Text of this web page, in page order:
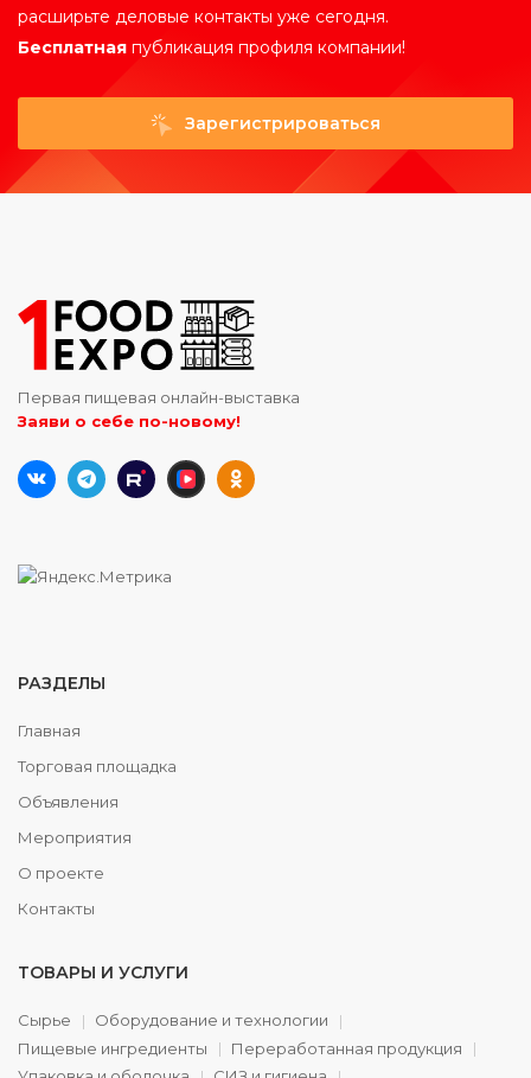
расширьте деловые контакты уже сегодня.
Бесплатная публикация профиля компании!
Зарегистрироваться
Первая пищевая онлайн-выставка
Заяви о себе по-новому!
РАЗДЕЛЫ
Главная
Торговая площадка
Объявления
Мероприятия
О проекте
Контакты
ТОВАРЫ И УСЛУГИ
Сырье
Оборудование и технологии
Пищевые ингредиенты
Переработанная продукция